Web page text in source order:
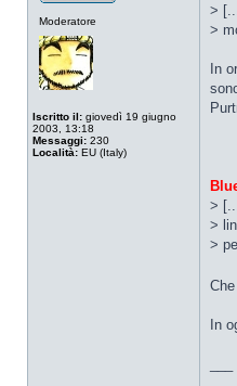
Moderatore
Iscritto il: giovedì 19 giugno
2003, 13:18
Messaggi: 230
Località: EU (Italy)
>
>
In
>
>
>
In